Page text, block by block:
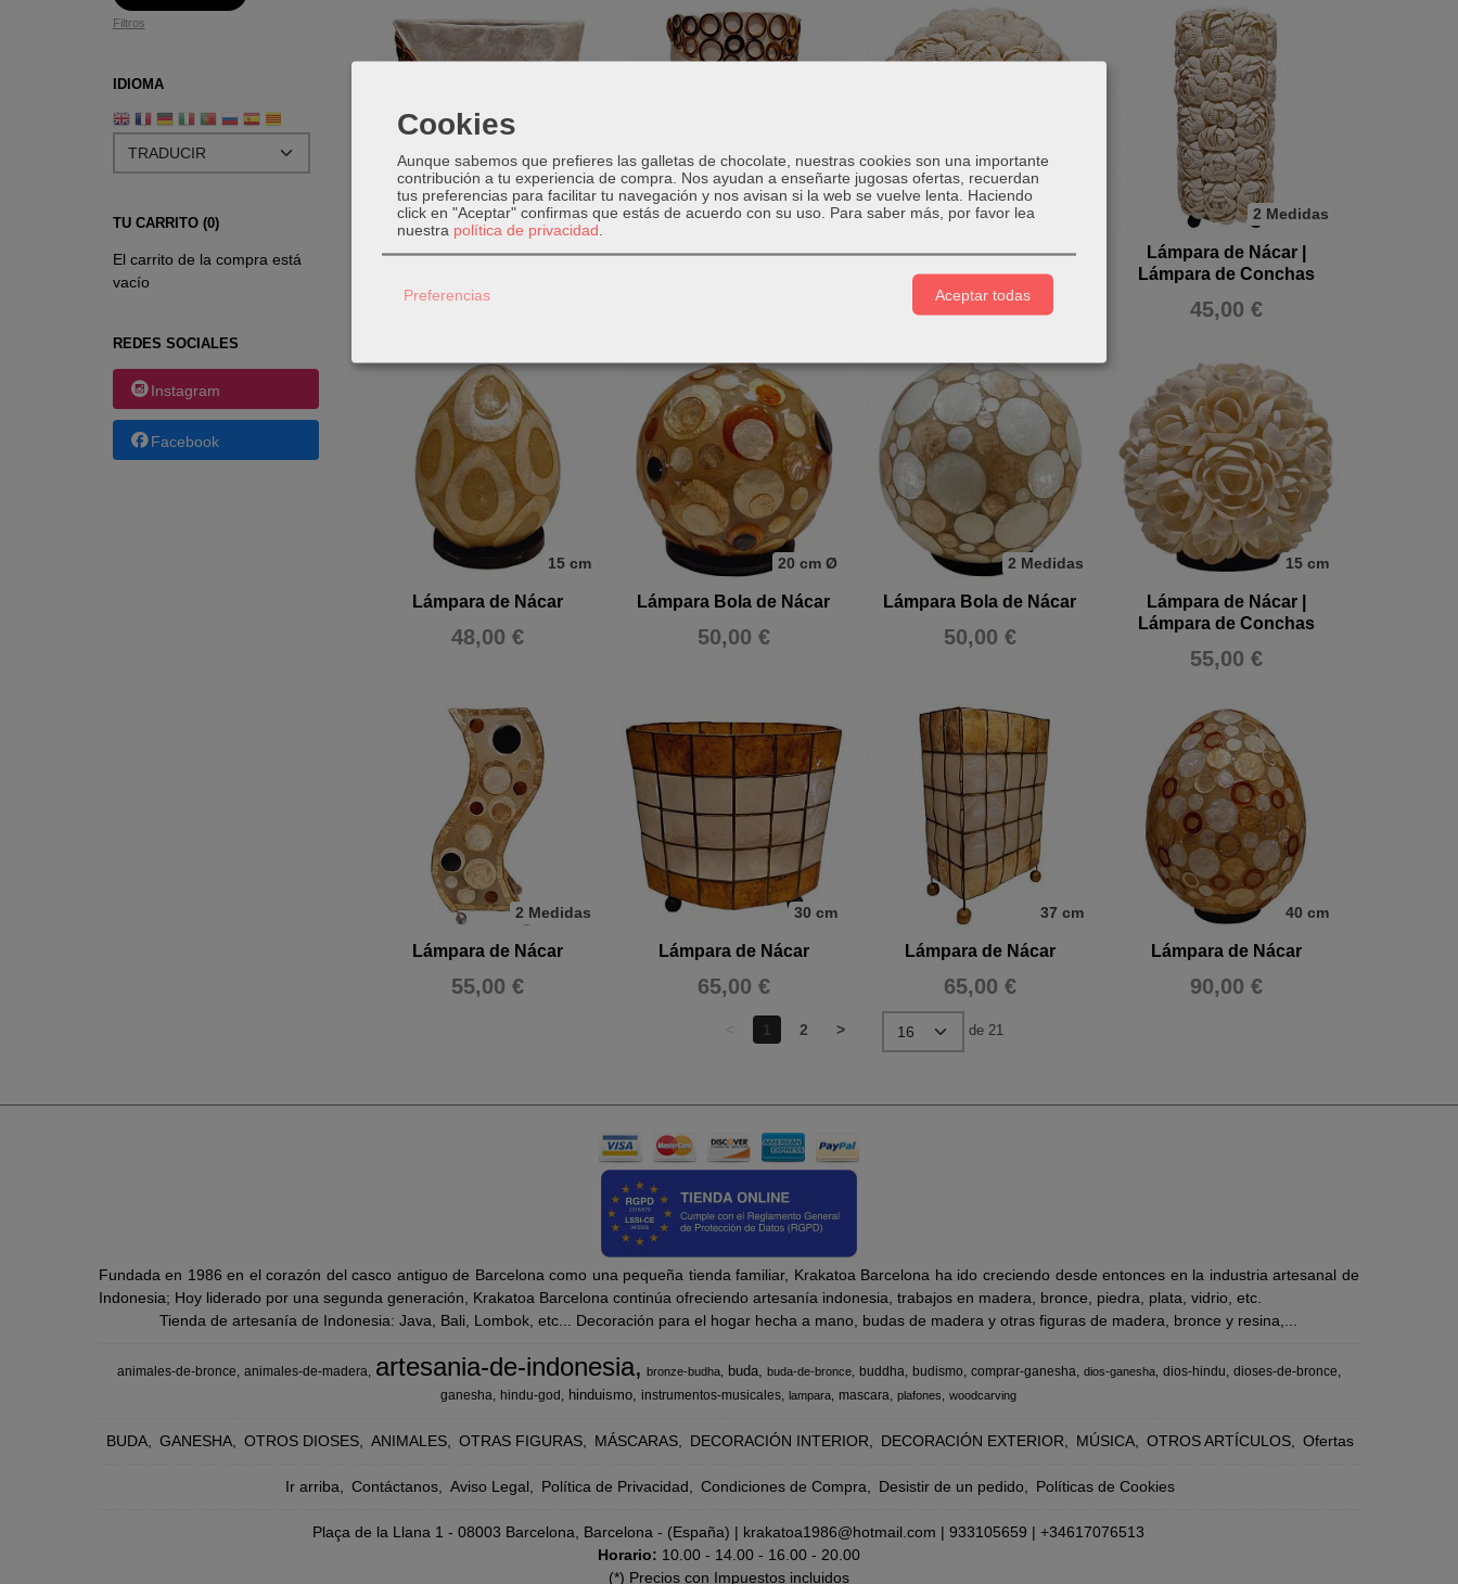
Filtros
IDIOMA
TU CARRITO (0)
El carrito de la compra está
vacío
REDES SOCIALES
Instagram
Facebook
2 Medidas
Lámpara de Nácar y
20 cm
Lámpara de Nácar y
2 Medidas
Lámpara de Nácar |
Lámpara de Conchas
45,00 €
2 Medidas
Lámpara de Nácar |
Lámpara de Conchas
45,00 €
15 cm
Lámpara de Nácar
48,00 €
20 cm Ø
Lámpara Bola de Nácar
50,00 €
2 Medidas
Lámpara Bola de Nácar
50,00 €
15 cm
Lámpara de Nácar |
Lámpara de Conchas
55,00 €
2 Medidas
Lámpara de Nácar
55,00 €
30 cm
Lámpara de Nácar
65,00 €
37 cm
Lámpara de Nácar
65,00 €
40 cm
Lámpara de Nácar
90,00 €
2 > de 21
Fundada en 1986 en el corazón del casco antiguo de Barcelona como una pequeña tienda familiar, Krakatoa Barcelona ha ido creciendo desde entonces en la industria artesanal de
Indonesia; Hoy liderado por una segunda generación, Krakatoa Barcelona continúa ofreciendo artesanía indonesia, trabajos en madera, bronce, piedra, plata, vidrio, etc.
Tienda de artesanía de Indonesia: Java, Bali, Lombok, etc... Decoración para el hogar hecha a mano, budas de madera y otras figuras de madera, bronce y resina,...
animales-de-bronce animales-de-madera artesania-de-indonesia bronze-budha buda buda-de-bronce buddha budismo comprar-ganesha dios-ganesha dios-hindu dioses-de-bronce
ganesha
hindu-god hinduismo instrumentos-musicales lampara mascara plafones woodcarving
BUDA GANESHA OTROS DIOSES ANIMALES OTRAS FIGURAS MÁSCARAS DECORACIÓN INTERIOR DECORACIÓN EXTERIOR MÚSICA OTROS ARTÍCULOS Ofertas
Ir arriba Contáctanos Aviso Legal Política de Privacidad Condiciones de Compra Desistir de un pedido Políticas de Cookies
Plaça de la Llana 1 - 08003 Barcelona, Barcelona - (España) | krakatoa1986@hotmail.com |933105659 |+34617076513
Horario: 10.00 - 14.00 - 16.00 - 20.00
(*) Precios con Impuestos incluidos
Cookies
Aunque sabemos que prefieres las galletas de chocolate, nuestras cookies son una importante
contribución a tu experiencia de compra. Nos ayudan a enseñarte jugosas ofertas, recuerdan
tus preferencias para facilitar tu navegación y nos avisan si la web se vuelve lenta. Haciendo
click en "Aceptar" confirmas que estás de acuerdo con su uso. Para saber más, por favor lea
nuestra política de privacidad
Preferencias Aceptar todas